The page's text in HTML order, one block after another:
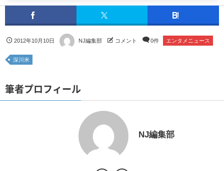
2012年10月10日 NJ編集部 コメント 0件 エンタメニュース
深川米
筆者プロフィール
NJ編集部